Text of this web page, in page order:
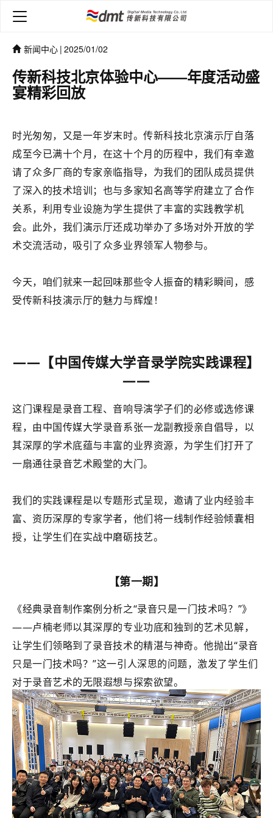
新闻中心 | 2025/01/02
传新科技北京体验中心——年度活动盛
宴精彩回放
时光匆匆，又是一年岁末时。传新科技北京演示厅自落
成至今已满十个月，在这十个月的历程中，我们有幸邀
请了众多厂商的专家亲临指导，为我们的团队成员提供
了深入的技术培训；也与多家知名高等学府建立了合作
关系，利用专业设施为学生提供了丰富的实践教学机
会。此外，我们演示厅还成功举办了多场对外开放的学
术交流活动，吸引了众多业界领军人物参与。
今天，咱们就来一起回味那些令人振奋的精彩瞬间，感
受传新科技演示厅的魅力与辉煌！
——【中国传媒大学音录学院实践课程】
——
这门课程是录音工程、音响导演学子们的必修或选修课
程，由中国传媒大学录音系张一龙副教授亲自倡导，以
其深厚的学术底蕴与丰富的业界资源，为学生们打开了
一扇通往录音艺术殿堂的大门。
我们的实践课程是以专题形式呈现，邀请了业内经验丰
富、资历深厚的专家学者，他们将一线制作经验倾囊相
授，让学生们在实战中磨砺技艺。
【第一期】
《经典录音制作案例分析之“录音只是一门技术吗？”》
——卢楠老师以其深厚的专业功底和独到的艺术见解，
让学生们领略到了录音技术的精湛与神奇。他抛出“录音
只是一门技术吗？”这一引人深思的问题，激发了学生们
对于录音艺术的无限遐想与探索欲望。